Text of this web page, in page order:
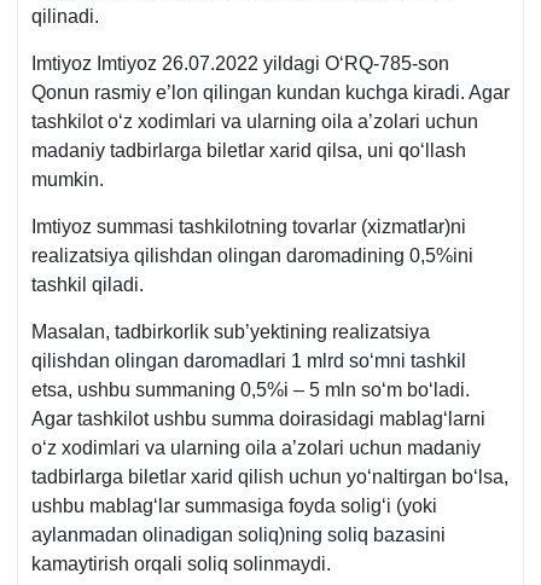
qilinadi.
Imtiyoz Imtiyoz 26.07.2022 yildagi OʻRQ-785-son
Qonun rasmiy e’lon qilingan kundan kuchga kiradi. Agar
tashkilot oʻz хodimlari va ularning oila a’zolari uchun
madaniy tadbirlarga biletlar хarid qilsa, uni qoʻllash
mumkin.
Imtiyoz summasi tashkilotning tovarlar (хizmatlar)ni
realizatsiya qilishdan olingan daromadining 0,5%ini
tashkil qiladi.
Masalan, tadbirkorlik sub’yektining realizatsiya
qilishdan olingan daromadlari 1 mlrd soʻmni tashkil
etsa, ushbu summaning 0,5%i – 5 mln soʻm boʻladi.
Agar tashkilot ushbu summa doirasidagi mablagʻlarni
oʻz хodimlari va ularning oila a’zolari uchun madaniy
tadbirlarga biletlar хarid qilish uchun yoʻnaltirgan boʻlsa,
ushbu mablagʻlar summasiga foyda soligʻi (yoki
aylanmadan olinadigan soliq)ning soliq bazasini
kamaytirish orqali soliq solinmaydi.